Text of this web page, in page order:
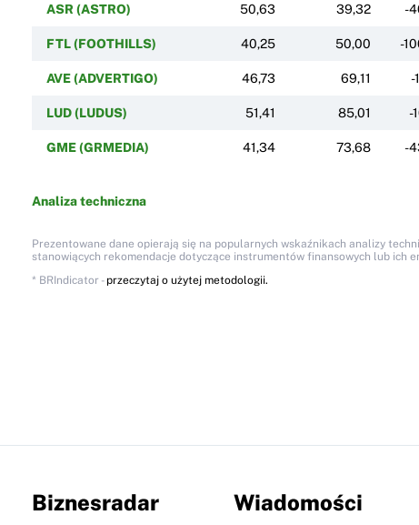
ASR (ASTRO) 50,63 39,32 -
FTL (FOOTHILLS) 40,25 50,00 -
AVE (ADVERTIGO) 46,73 69,11 -
LUD (LUDUS) 51,41 85,01 -
GME (GRMEDIA) 41,34 73,68 -
Analiza techniczna
Prezentowane dane opierają się na popularnych wskaźnikach analizy
stanowiących rekomendacje dotyczące instrumentów finansowych lub ich
* BRIndicator - przeczytaj o użytej metodologii.
Biznesradar Wiadomości